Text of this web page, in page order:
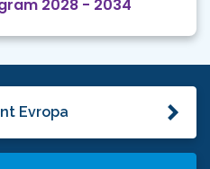
2028 - 2034
Evropa